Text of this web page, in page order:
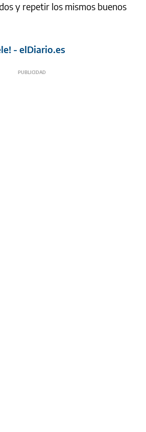
y repetir los mismos buenos
- elDiario.es